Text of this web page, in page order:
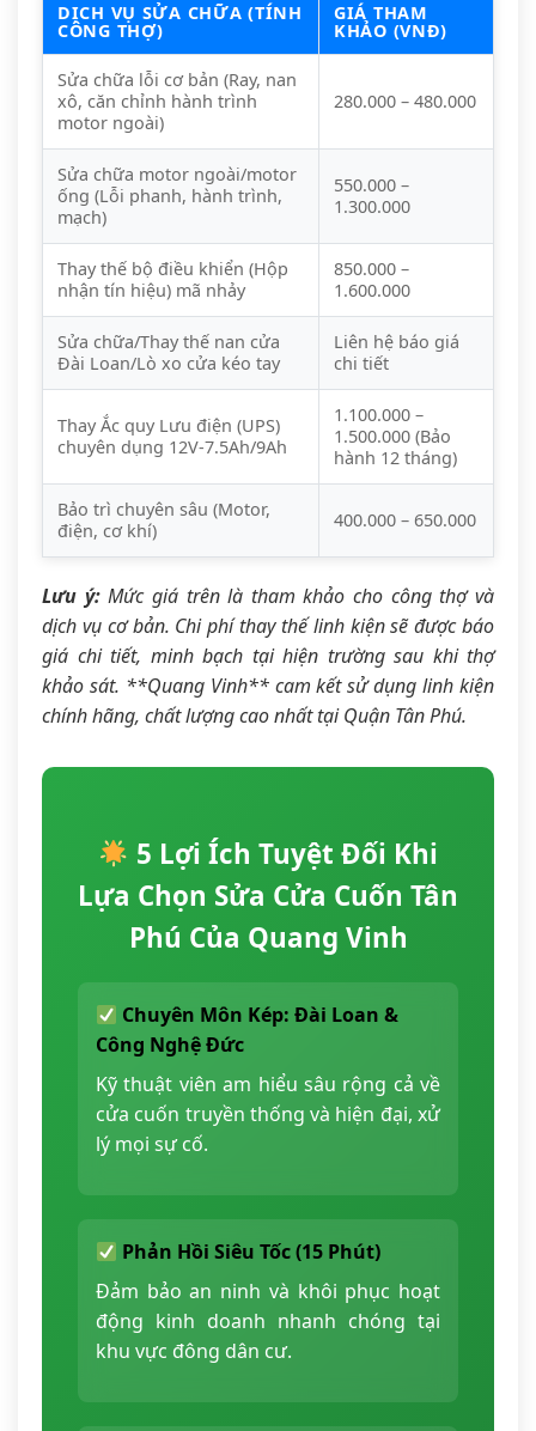
DỊCH VỤ SỬA CHỮA (TÍNH
CÔNG THỢ)
GIÁ THAM
KHẢO (VNĐ)
Sửa chữa lỗi cơ bản (Ray, nan
xô, căn chỉnh hành trình
motor ngoài)
280.000 – 480.000
Sửa chữa motor ngoài/motor
ống (Lỗi phanh, hành trình,
mạch)
550.000 –
1.300.000
Thay thế bộ điều khiển (Hộp
nhận tín hiệu) mã nhảy
850.000 –
1.600.000
Sửa chữa/Thay thế nan cửa
Đài Loan/Lò xo cửa kéo tay
Liên hệ báo giá
chi tiết
Thay Ắc quy Lưu điện (UPS)
chuyên dụng 12V-7.5Ah/9Ah
1.100.000 –
1.500.000 (Bảo
hành 12 tháng)
Bảo trì chuyên sâu (Motor,
điện, cơ khí)
400.000 – 650.000
Lưu ý:Mức giá trên là tham khảo cho công thợ và
dịch vụ cơ bản. Chi phí thay thế linh kiện sẽ được báo
giá chi tiết, minh bạch tại hiện trường sau khi thợ
khảo sát. **Quang Vinh** cam kết sử dụng linh kiện
chính hãng, chất lượng cao nhất tại Quận Tân Phú.
5 Lợi Ích Tuyệt Đối Khi
Lựa Chọn Sửa Cửa Cuốn Tân
Phú Của Quang Vinh
Chuyên Môn Kép: Đài Loan &
Công Nghệ Đức
Kỹ thuật viên am hiểu sâu rộng cả về
cửa cuốn truyền thống và hiện đại, xử
lý mọi sự cố.
Phản Hồi Siêu Tốc (15 Phút)
Đảm bảo an ninh và khôi phục hoạt
động kinh doanh nhanh chóng tại
khu vực đông dân cư.